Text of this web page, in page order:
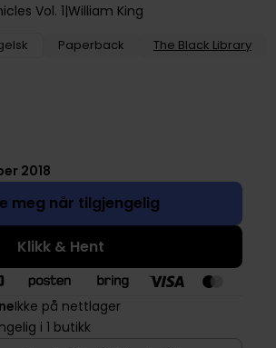
Vol. 1 William King
Paperback
The Black Library
2018
meg når tilgjengelig
Klikk & Hent
Ikke på nettlager
i 1 butikk